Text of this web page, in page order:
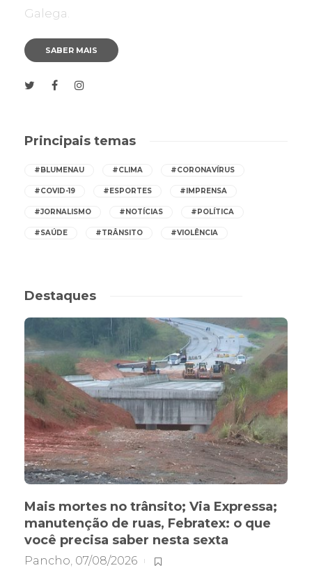
Galega.
SABER MAIS
Principais temas
#BLUMENAU #CLIMA #CORONAVÍRUS
#COVID-19 #ESPORTES #IMPRENSA
#JORNALISMO #NOTÍCIAS #POLÍTICA
#SAÚDE #TRÂNSITO #VIOLÊNCIA
Destaques
Mais mortes no trânsito; Via Expressa;
manutenção de ruas, Febratex: o que
você precisa saber nesta sexta
Pancho 07/08/2026